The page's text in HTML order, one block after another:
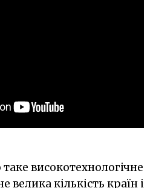
високотехнологічне
велика кількість країн і